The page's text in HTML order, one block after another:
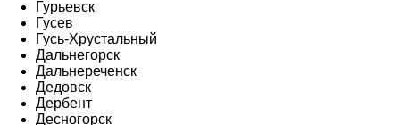
Гурьевск
Гусев
Гусь-Хрустальный
Дальнегорск
Дальнереченск
Дедовск
Дербент
Десногорск